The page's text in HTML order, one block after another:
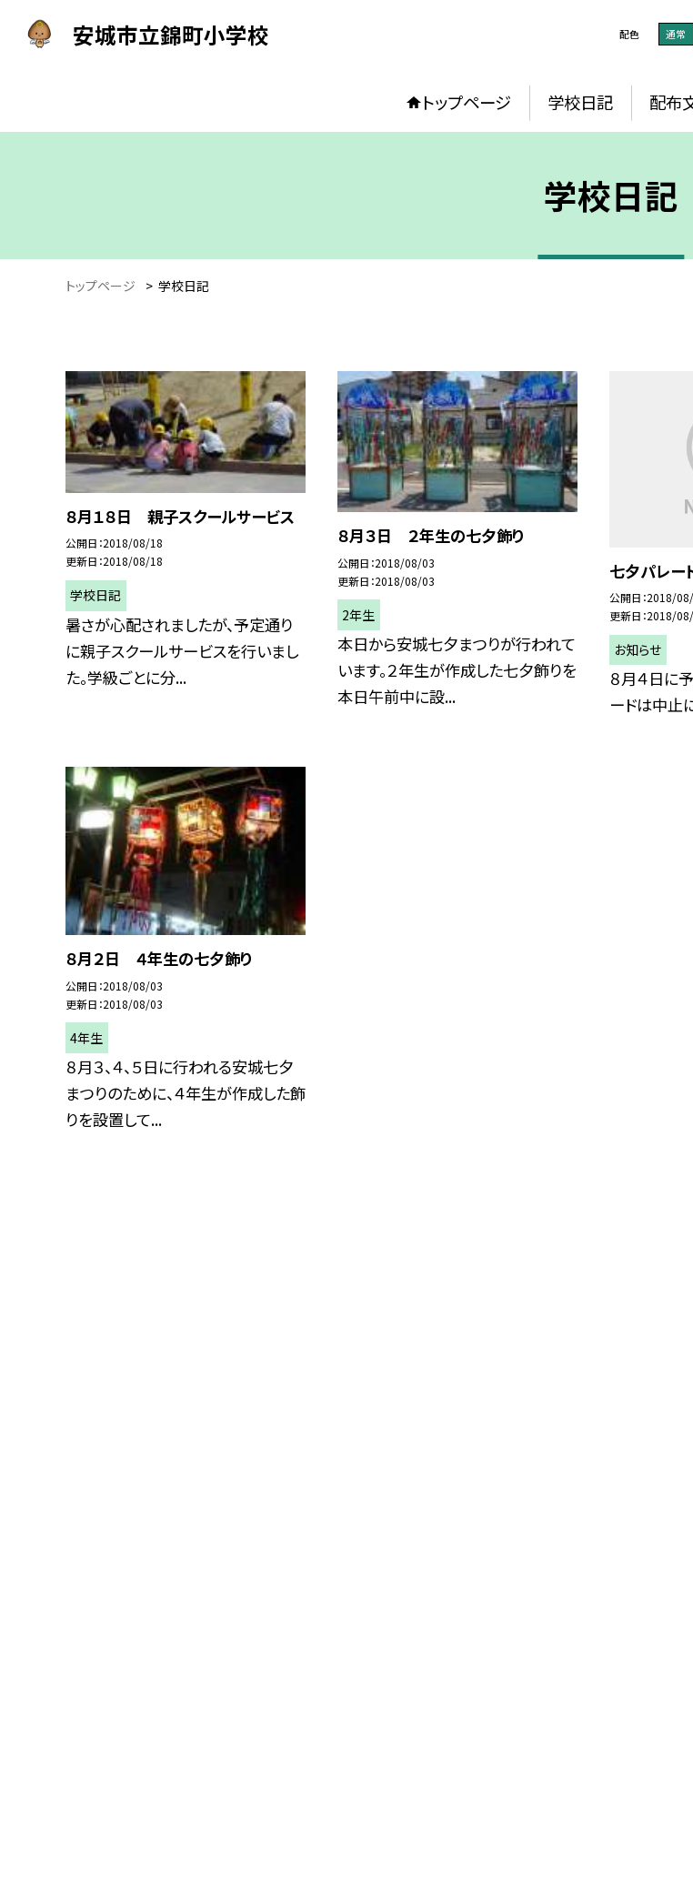
安城市立錦町小学校 配色 通常
トップページ 学校日記 配布
学校日記
トップページ > 学校日記
８月１８日 親子スクールサービス
公開日 2018/08/18
更新日 2018/08/18
学校日記
暑さが心配されましたが、予定通り
に親子スクールサービスを行いまし
た。学級ごとに分...
８月３日 ２年生の七夕飾り
公開日 2018/08/03
更新日 2018/08/03
2年生
本日から安城七夕まつりが行われて
います。２年生が作成した七夕飾りを
本日午前中に設...
七夕パレー
公開日 2018/
更新日 2018/
お知らせ
８月４日に
ードは中止
８月２日 ４年生の七夕飾り
公開日 2018/08/03
更新日 2018/08/03
4年生
８月３、４、５日に行われる安城七夕
まつりのために、４年生が作成した飾
りを設置して...